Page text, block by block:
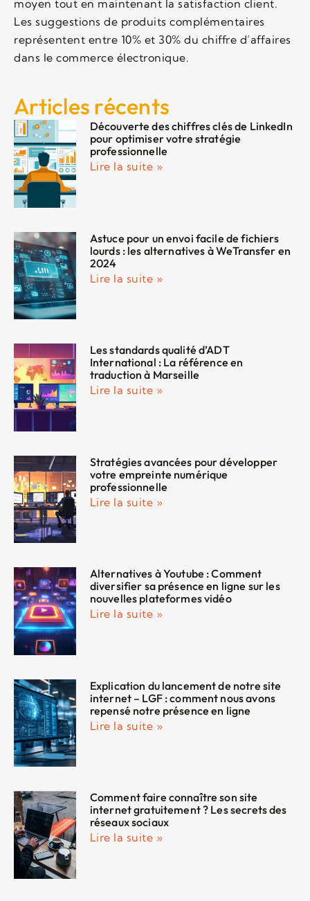
moyen tout en maintenant la satisfaction client.
Les suggestions de produits complémentaires
représentent entre 10% et 30% du chiffre d’affaires
dans le commerce électronique.
Articles récents
Découverte des chiffres clés de LinkedIn
pour optimiser votre stratégie
professionnelle
Lire la suite »
Astuce pour un envoi facile de fichiers
lourds : les alternatives à WeTransfer en
2024
Lire la suite »
Les standards qualité d’ADT
International : La référence en
traduction à Marseille
Lire la suite »
Stratégies avancées pour développer
votre empreinte numérique
professionnelle
Lire la suite »
Alternatives à Youtube : Comment
diversifier sa présence en ligne sur les
nouvelles plateformes vidéo
Lire la suite »
Explication du lancement de notre site
internet – LGF : comment nous avons
repensé notre présence en ligne
Lire la suite »
Comment faire connaître son site
internet gratuitement ? Les secrets des
réseaux sociaux
Lire la suite »